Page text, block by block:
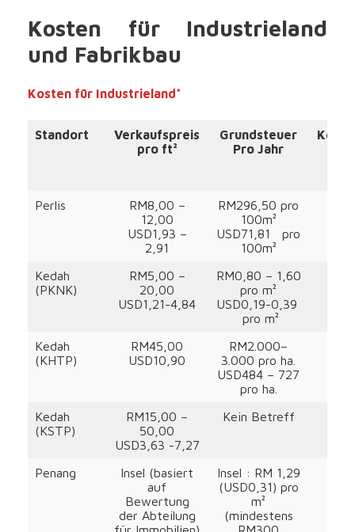
Kosten für Industrieland
und Fabrikbau
Kosten für Industrieland*
Standort
Verkaufspreis
pro ft²
Grundsteuer
Pro Jahr
Perlis
RM8,00 –
12,00
USD1,93 –
2,91
RM296,50 pro
100m²
USD71,81 pro
100m²
Kedah
(PKNK)
RM5,00 –
20,00
USD1,21-4,84
RM0,80 – 1,60
pro m²
USD0,19-0,39
pro m²
Kedah
(KHTP)
RM45,00
USD10,90
RM2.000–
3.000 pro ha.
USD484 – 727
pro ha.
Kedah
(KSTP)
RM15,00 –
50,00
USD3,63 -7,27
Kein Betreff
Penang
Insel (basiert
auf
Bewertung
der Abteilung
Insel : RM 1,29
(USD0,31) pro
m²
(mindestens